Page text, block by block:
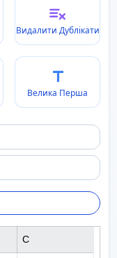
Видалити Дублікати
Велика Перша
C